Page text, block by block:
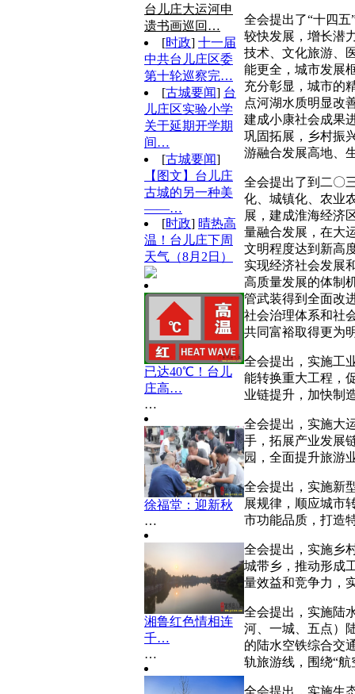
台儿庄大运河申
遗书画巡回…
[时政] 十一届
中共台儿庄区委
第十轮巡察完…
[古城要闻] 台
儿庄区实验小学
关于延期开学期
间…
[古城要闻]
【图文】台儿庄
古城的另一种美
——…
[时政] 晴热高
温！台儿庄下周
天气（8月2日）
已达40℃！台儿
庄高…
…
徐福堂：迎新秋
…
湘鲁红色情相连
千…
…
全会提出了“十四
较快发展，增长潜
技术、文化旅游、
能更全，城市发展
充分彰显，城市的
点河湖水质明显改
建成小康社会成果
巩固拓展，乡村振
游融合发展高地、
全会提出了到二〇
化、城镇化、农业
展，建成淮海经济
量融合发展，在大
文明程度达到新高
实现经济社会发展
高质量发展的体制
管武装得到全面改
社会治理体系和社
共同富裕取得更为
全会提出，实施工
能转换重大工程，
业链提升，加快制
全会提出，实施大
手，拓展产业发展
园，全面提升旅游
全会提出，实施新
展规律，顺应城市
市功能品质，打造
全会提出，实施乡
城带乡，推动形成
量效益和竞争力，
全会提出，实施陆
河、一城、五点）
的陆水空铁综合交
轨旅游线，围绕“航
全会提出，实施生